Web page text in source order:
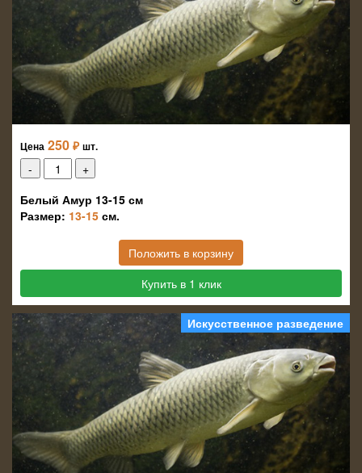
Цена 250 ₽ шт.
Белый Амур 13-15 см
Размер: 13-15 см.
Положить в корзину
Купить в 1 клик
Искусственное разведение